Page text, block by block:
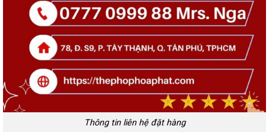
Thông tin liên hệ đặt hàng